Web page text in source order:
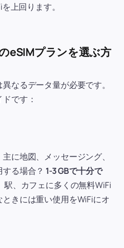
上回ります。
eSIMプランを選ぶ方
なるデータ量が必要です。
です：
に地図、メッセージング、
る場合？ 1-3 GBで十分で
駅、カフェに多くの無料WiFi
きには重い使用をWiFiにオ